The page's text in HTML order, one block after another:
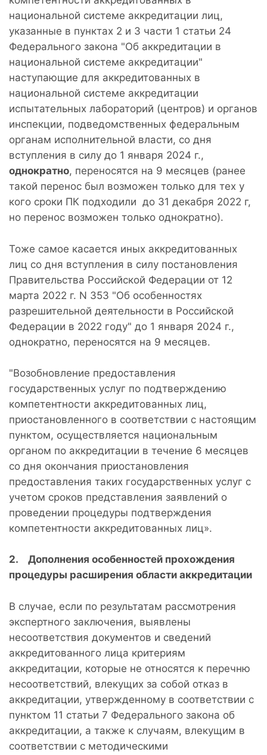
национальной системе аккредитации лиц,
указанные в пунктах 2 и 3 части 1 статьи 24
Федерального закона "Об аккредитации в
национальной системе аккредитации"
наступающие для аккредитованных в
национальной системе аккредитации
испытательных лабораторий (центров) и органов
инспекции, подведомственных федеральным
органам исполнительной власти, со дня
вступления в силу до 1 января 2024 г.,
однократно, переносятся на 9 месяцев (ранее
такой перенос был возможен только для тех у
кого сроки ПК подходили до 31 декабря 2022 г,
но перенос возможен только однократно).
Тоже самое касается иных аккредитованных
лиц со дня вступления в силу постановления
Правительства Российской Федерации от 12
марта 2022 г. N 353 "Об особенностях
разрешительной деятельности в Российской
Федерации в 2022 году" до 1 января 2024 г.,
однократно, переносятся на 9 месяцев.
"Возобновление предоставления
государственных услуг по подтверждению
компетентности аккредитованных лиц,
приостановленного в соответствии с настоящим
пунктом, осуществляется национальным
органом по аккредитации в течение 6 месяцев
со дня окончания приостановления
предоставления таких государственных услуг с
учетом сроков представления заявлений о
проведении процедуры подтверждения
компетентности аккредитованных лиц».
2. Дополнения особенностей прохождения
процедуры расширения области аккредитации
В случае, если по результатам рассмотрения
экспертного заключения, выявлены
несоответствия документов и сведений
аккредитованного лица критериям
аккредитации, которые не относятся к перечню
несоответствий, влекущих за собой отказ в
аккредитации, утвержденному в соответствии с
пунктом 11 статьи 7 Федерального закона об
аккредитации, а также к случаям, влекущим в
соответствии с методическими